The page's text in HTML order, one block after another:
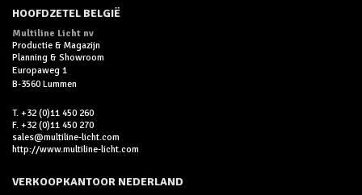
HOOFDZETEL BELGIË
Multiline Licht nv
Productie & Magazijn
Planning & Showroom
Europaweg 1
B-3560 Lummen
T. +32 (0)11 450 260
F. +32 (0)11 450 270
sales@multiline-licht.com
http://www.multiline-licht.com
VERKOOPKANTOOR NEDERLAND